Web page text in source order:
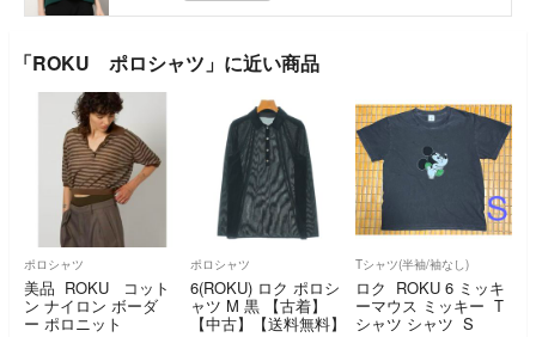
「ROKU ポロシャツ」に近い商品
ポロシャツ
美品 ROKU コット
ン ナイロン ボーダ
ー ポロニット
ポロシャツ
6(ROKU) ロク ポロシ
ャツ M 黒 【古着】
【中古】【送料無料】
Tシャツ(半袖/袖なし)
ロク ROKU 6 ミッキ
ーマウス ミッキー T
シャツ シャツ S